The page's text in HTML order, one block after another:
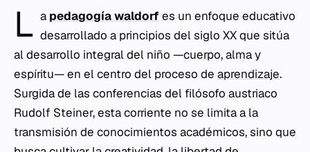
L a pedagogía waldorf es un enfoque educativo
desarrollado a principios del siglo XX que sitúa
al desarrollo integral del niño —cuerpo, alma y
espíritu— en el centro del proceso de aprendizaje.
Surgida de las conferencias del filósofo austriaco
Rudolf Steiner, esta corriente no se limita a la
transmisión de conocimientos académicos, sino que